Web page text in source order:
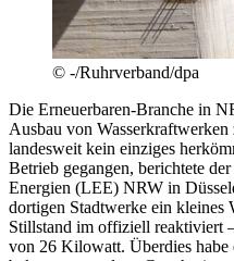
© -/Ruhrverband/dpa
Die Erneuerbaren-Branche in
Ausbau von
landesweit kein einziges
Betrieb gegangen, berichtete
Energien (LEE) NRW in
dortigen Stadtwerke ein kleines
Stillstand im offiziell reaktiviert
von 26 Kilowatt. Überdies habe